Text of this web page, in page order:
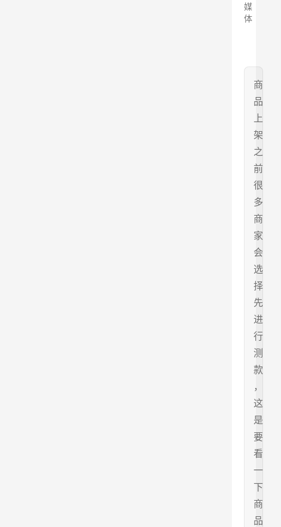
媒
体
商
品
上
架
之
前
很
多
商
家
会
选
择
先
进
行
测
款
，
这
是
要
看
一
下
商
品